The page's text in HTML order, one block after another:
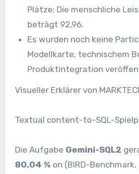
Plätze; Die menschliche
beträgt 92,96.
Es wurden noch keine
Modellkarte, technischem
Produktintegration
Visueller Erklärer von
Textual content-to-SQL-
Die Aufgabe Gemini-SQL2
80,04 % on (BIRD-